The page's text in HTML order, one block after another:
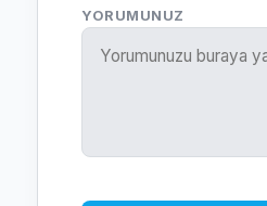
YORUMUNUZ